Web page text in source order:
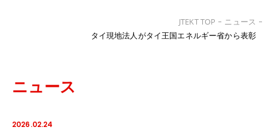
JTEKT TOP
ニュース
タイ現地法人がタイ王国エネルギー省から表彰
ニュース
2026.02.24